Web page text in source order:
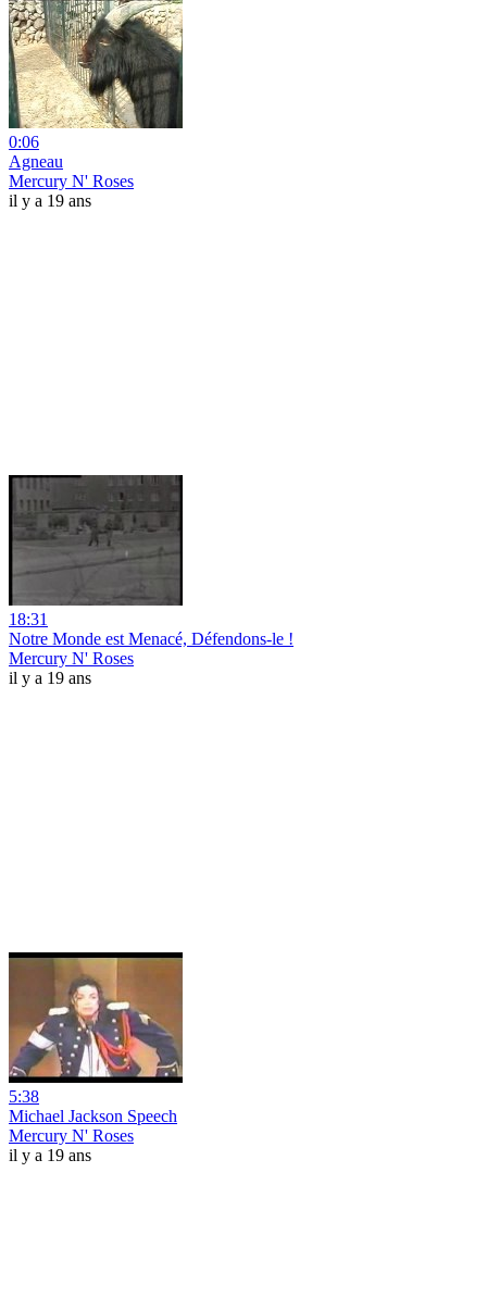
0:06
Agneau
Mercury N' Roses
il y a 19 ans
18:31
Notre Monde est Menacé, Défendons-le !
Mercury N' Roses
il y a 19 ans
5:38
Michael Jackson Speech
Mercury N' Roses
il y a 19 ans